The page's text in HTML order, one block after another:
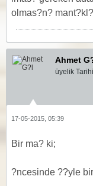
olmas?n?
Ahmet
üyelik
17-05-2015, 05:39
Bir ma? ki;
?ncesinde ??yle